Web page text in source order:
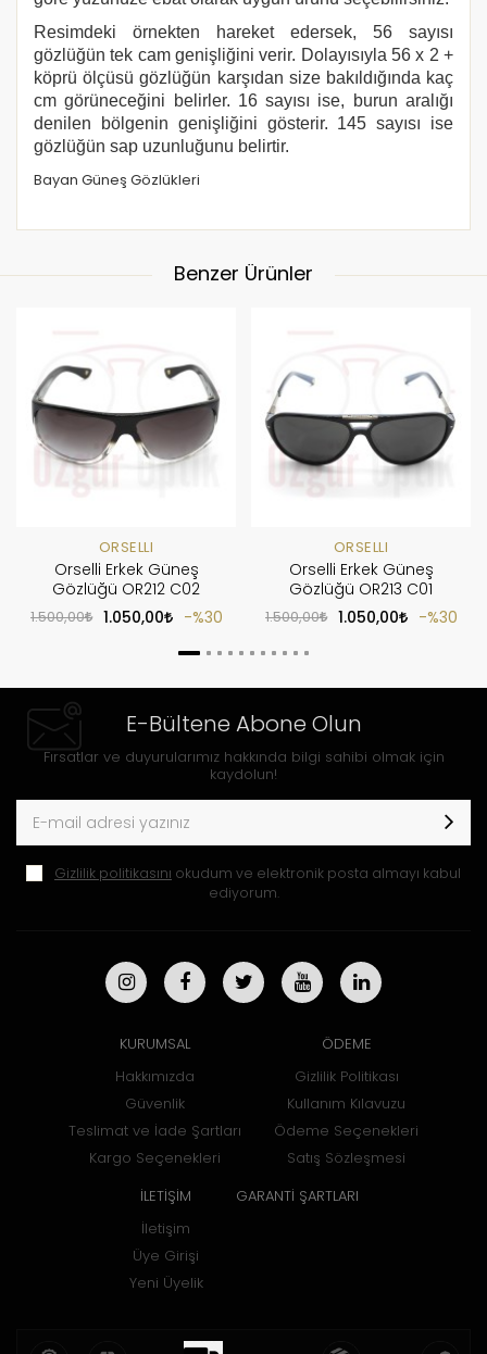
Resimdeki örnekten hareket edersek, 56 sayısı
gözlüğün tek cam genişliğini verir. Dolayısıyla 56 x 2 +
köprü ölçüsü gözlüğün karşıdan size bakıldığında kaç
cm görüneceğini belirler. 16 sayısı ise, burun aralığı
denilen bölgenin genişliğini gösterir. 145 sayısı ise
gözlüğün sap uzunluğunu belirtir.
Bayan Güneş Gözlükleri
Benzer Ürünler
ORSELLI
Orselli Erkek Güneş
Gözlüğü OR212 C02
1.500,00 1.050,00 %30
ORSELLI
Orselli Erkek Güneş
Gözlüğü OR213 C01
1.500,00 1.050,00 %30
E-Bültene Abone Olun
Fırsatlar ve duyurularımız hakkında bilgi sahibi olmak için
kaydolun!
Gizlilik politikasını okudum ve elektronik posta almayı kabul
ediyorum.
KURUMSAL
Hakkımızda
Güvenlik
Teslimat ve İade Şartları
Kargo Seçenekleri
ÖDEME
Gizlilik Politikası
Kullanım Kılavuzu
Ödeme Seçenekleri
Satış Sözleşmesi
İLETİŞİM
İletişim
Üye Girişi
Yeni Üyelik
GARANTİ ŞARTLARI